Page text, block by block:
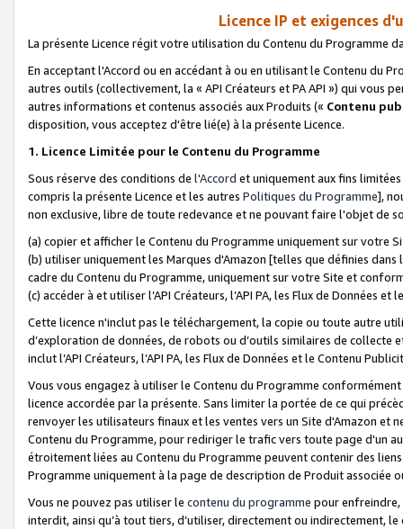
Licence IP et exigences
La présente Licence régit votre utilisation du Contenu du Programme
En acceptant l'Accord ou en accédant à ou en utilisant le Contenu du
autres outils (collectivement, la « API Créateurs et PA API ») qui vous
autres informations et contenus associés aux Produits (« Contenu
disposition, vous acceptez d'être lié(e) à la présente Licence.
1. Licence Limitée pour le Contenu du Programme
Sous réserve des conditions de l'Accord et uniquement aux fins
compris la présente Licence et les autres Politiques du Programme],
non exclusive, libre de toute redevance et ne pouvant faire l'objet de
(a) copier et afficher le Contenu du Programme uniquement sur votre
(b) utiliser uniquement les Marques d'Amazon [telles que définies dans
cadre du Contenu du Programme, uniquement sur votre Site et
(c) accéder à et utiliser l’API Créateurs, l’API PA, les Flux de Données
Cette licence n'inclut pas le téléchargement, la copie ou toute autre
d’exploration de données, de robots ou d’outils similaires de
inclut l’API Créateurs, l’API PA, les Flux de Données et le Contenu
Vous vous engagez à utiliser le Contenu du Programme
licence accordée par la présente. Sans limiter la portée de ce qui
renvoyer les utilisateurs finaux et les ventes vers un Site d'Amazon et
Contenu du Programme, pour rediriger le trafic vers toute page d'un
étroitement liées au Contenu du Programme peuvent contenir des
Programme uniquement à la page de description de Produit associée
Vous ne pouvez pas utiliser le contenu du programme pour
interdit, ainsi qu’à tout tiers, d’utiliser, directement ou indirectement,